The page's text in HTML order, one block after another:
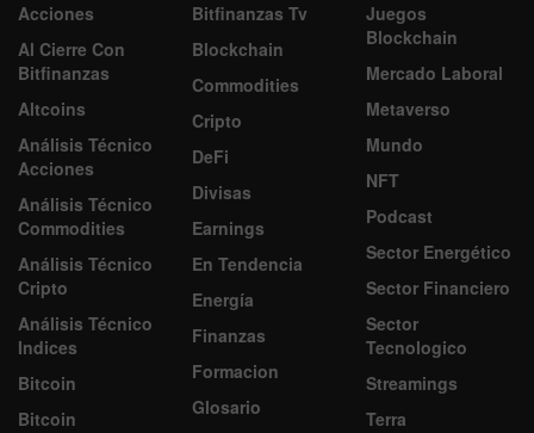
Acciones
Al Cierre Con
Bitfinanzas
Altcoins
Análisis Técnico
Acciones
Análisis Técnico
Commodities
Análisis Técnico
Cripto
Análisis Técnico
Indices
Bitcoin
Bitcoin
Bitfinanzas Tv
Blockchain
Commodities
Cripto
DeFi
Divisas
Earnings
En Tendencia
Energía
Finanzas
Formacion
Glosario
Juegos
Blockchain
Mercado Laboral
Metaverso
Mundo
NFT
Podcast
Sector Energético
Sector Financiero
Sector
Tecnologico
Streamings
Terra